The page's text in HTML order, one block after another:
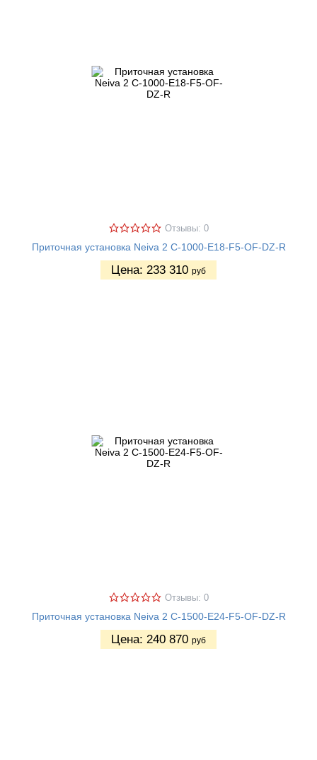
Отзывы: 0
Приточная установка Neiva 2 C-1000-E18-F5-OF-DZ-R
Цена: 233 310 руб
Отзывы: 0
Приточная установка Neiva 2 C-1500-E24-F5-OF-DZ-R
Цена: 240 870 руб